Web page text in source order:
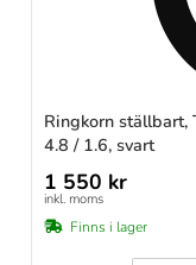
Ringkorn ställbart,
4.8 / 1.6, svart
1 550 kr
inkl. moms
Finns i lager